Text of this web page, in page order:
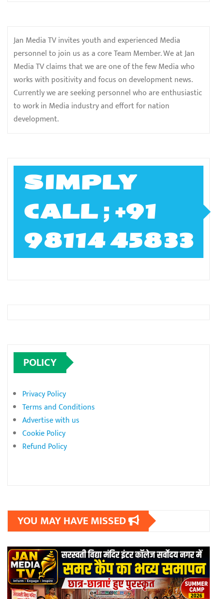
Jan Media TV invites youth and experienced Media
personnel to join us as a core Team Member. We at Jan
Media TV claims that we are one of the few Media who
works with positivity and focus on development news.
Currently we are seeking personnel who are enthusiastic
to work in Media industry and effort for nation
development.
SIMPLY
CALL ; +91
98114 45833
POLICY
Privacy Policy
Terms and Conditions
Advertise with us
Cookie Policy
Refund Policy
YOU MAY HAVE MISSED